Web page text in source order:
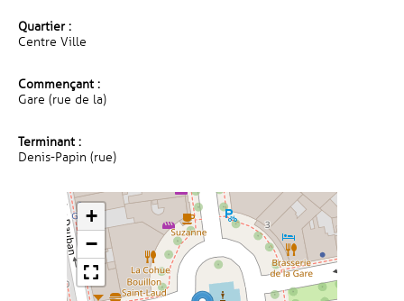
Quartier :
Centre Ville
Commençant :
Gare (rue de la)
Terminant :
Denis-Papin (rue)
+
−